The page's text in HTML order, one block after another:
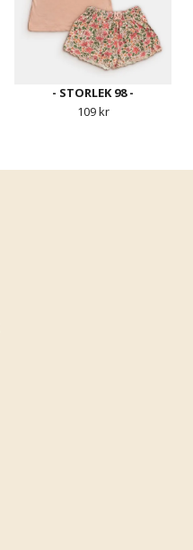
- STORLEK 98 -
109 kr